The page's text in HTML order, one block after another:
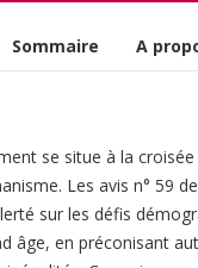
Sommaire A
se situe à la croisée
Les avis n° 59
sur les défis
âge, en préconisant